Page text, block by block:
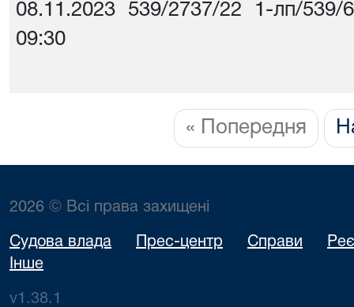
08.11.2023
09:30
539/2737/22 1-лп/539/
« Попередня
2026 © Всі права захищені
Судова влада Прес-центр Справи
Інше
v1.38.1